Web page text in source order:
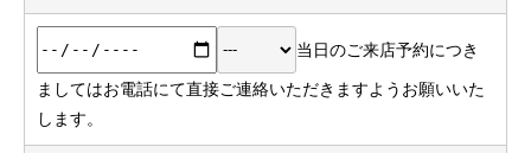
当日のご来店予約につき
ましてはお電話にて直接ご連絡いただきますようお願いいた
します。